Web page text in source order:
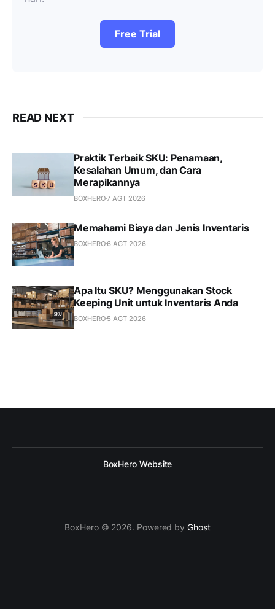
Free Trial
READ NEXT
Praktik Terbaik SKU: Penamaan,
Kesalahan Umum, dan Cara
Merapikannya
BOXHERO7 AGT 2026
Memahami Biaya dan Jenis Inventaris
BOXHERO6 AGT 2026
Apa Itu SKU? Menggunakan Stock
Keeping Unit untuk Inventaris Anda
BOXHERO 5 AGT 2026
BoxHero Website
BoxHero © 2026. Powered byGhost